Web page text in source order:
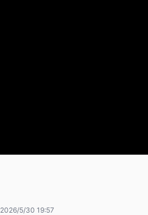
2026/5/30 19:57